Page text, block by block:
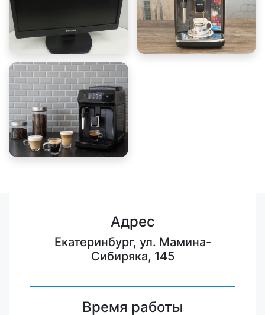
Адрес
Екатеринбург, ул. Мамина-
Сибиряка, 145
Время работы